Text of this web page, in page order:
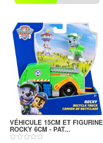
VÉHICULE 15CM ET FIGURINE
ROCKY 6CM - PAT...